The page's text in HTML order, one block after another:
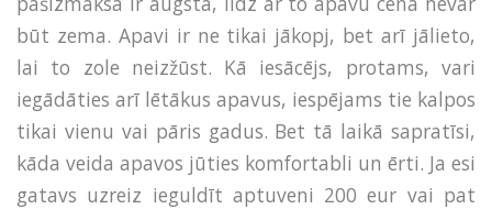
būt zema. Apavi ir ne tikai jākopj, bet arī jālieto,
lai to zole neizžūst. Kā iesācējs, protams, vari
iegādāties arī lētākus apavus, iespējams tie kalpos
tikai vienu vai pāris gadus. Bet tā laikā sapratīsi,
kāda veida apavos jūties komfortabli un ērti. Ja esi
gatavs uzreiz ieguldīt aptuveni 200 eur vai pat